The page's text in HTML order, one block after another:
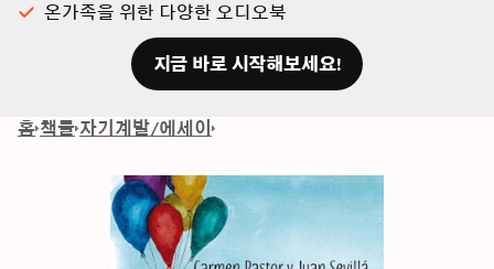
온가족을 위한 다양한 오디오북
지금 바로 시작해보세요!
홈 책들 자기계발/에세이